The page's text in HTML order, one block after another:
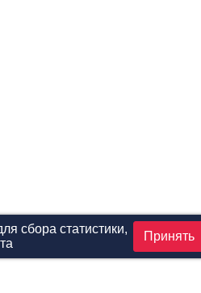
сбора статистики,
Принять